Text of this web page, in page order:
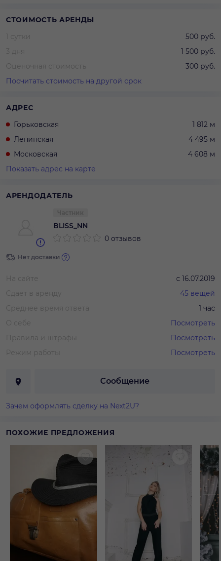
СТОИМОСТЬ АРЕНДЫ
1 сутки
500 руб.
3 дня
1 500 руб.
Оценочная стоимость
300 руб.
Посчитать стоимость на другой срок
АДРЕС
Горьковская
1 812 м
Ленинская
4 495 м
Московская
4 608 м
Показать адрес на карте
АРЕНДОДАТЕЛЬ
BLISS_NN
0 отзывов
Нет доставки
На сайте с 16.07.2019
Сдает в аренду
45 вещей
Среднее время ответа
1 час
О себе
Посмотреть
Правила и штрафы
Посмотреть
Режим работы
Посмотреть
Сообщение
Зачем оформлять сделку на Next2U?
ПОХОЖИЕ ПРЕДЛОЖЕНИЯ